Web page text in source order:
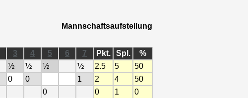
Mannschaftsaufstellung
3 4 5 6 7 Pkt. Spl.
%
½ ½ ½ ½ 2.5 5
50
0 0 1 2 4
50
0 0 1
0